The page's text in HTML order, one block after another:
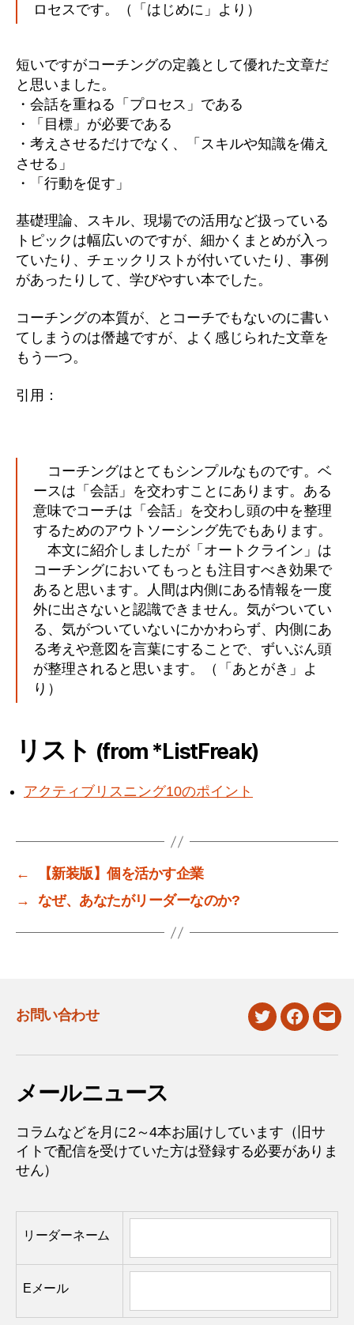
ロセスです。（「はじめに」より）
短いですがコーチングの定義として優れた文章だ
と思いました。
・会話を重ねる「プロセス」である
・「目標」が必要である
・考えさせるだけでなく、「スキルや知識を備え
させる」
・「行動を促す」
基礎理論、スキル、現場での活用など扱っている
トピックは幅広いのですが、細かくまとめが入っ
ていたり、チェックリストが付いていたり、事例
があったりして、学びやすい本でした。
コーチングの本質が、とコーチでもないのに書い
てしまうのは僭越ですが、よく感じられた文章を
もう一つ。
引用：
コーチングはとてもシンプルなものです。ベ
ースは「会話」を交わすことにあります。ある
意味でコーチは「会話」を交わし頭の中を整理
するためのアウトソーシング先でもあります。
本文に紹介しましたが「オートクライン」は
コーチングにおいてもっとも注目すべき効果で
あると思います。人間は内側にある情報を一度
外に出さないと認識できません。気がついてい
る、気がついていないにかかわらず、内側にあ
る考えや意図を言葉にすることで、ずいぶん頭
が整理されると思います。（「あとがき」よ
り）
リスト (from *ListFreak)
アクティブリスニング10のポイント
←
【新装版】個を活かす企業
→
なぜ、あなたがリーダーなのか?
お問い合わせ
twitterfacebook
メールニュース
コラムなどを月に2～4本お届けしています（旧サ
イトで配信を受けていた方は登録する必要がありま
せん）
リーダーネーム
Eメール